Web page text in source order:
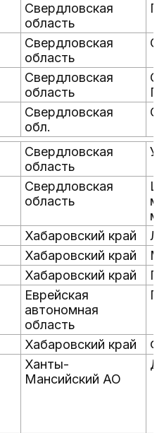
Свердловская
область
Свердловская
область
Свердловская
область
Свердловская
обл.
Свердловская
область
Свердловская
область
Хабаровский край
Хабаровский край
Хабаровский край
Еврейская
автономная
область
Хабаровский край
Ханты-
Мансийский АО